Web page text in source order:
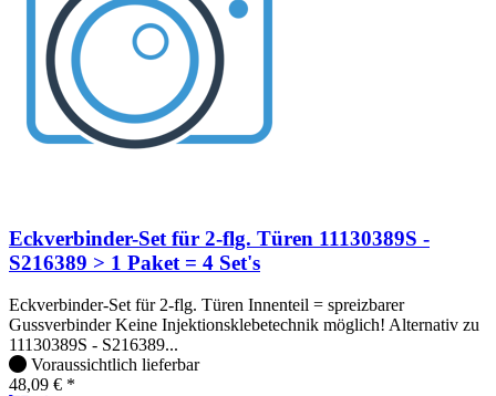
Eckverbinder-Set für 2-flg. Türen 11130389S -
S216389 > 1 Paket = 4 Set's
Eckverbinder-Set für 2-flg. Türen Innenteil = spreizbarer
Gussverbinder Keine Injektionsklebetechnik möglich! Alternativ zu
11130389S - S216389...
Voraussichtlich lieferbar
48,09 € *